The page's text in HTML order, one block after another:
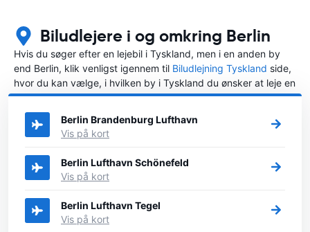
Biludlejere i og omkring Berlin
Hvis du søger efter en lejebil i Tyskland, men i en anden by
end Berlin, klik venligst igennem til Biludlejning Tyskland side,
hvor du kan vælge, i hvilken by i Tyskland du ønsker at leje en
bil.
Berlin Brandenburg Lufthavn
Vis på kort
Berlin Lufthavn Schönefeld
Vis på kort
Berlin Lufthavn Tegel
Vis på kort